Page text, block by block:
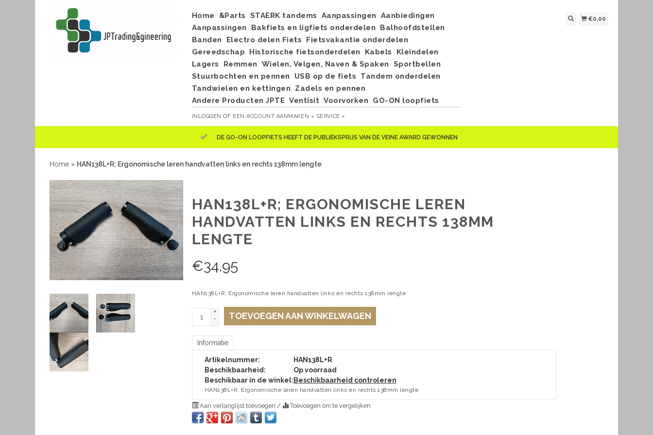
Home &Parts STAERK tandems Aanpassingen
Aanbiedingen
Aanpassingen
Bakfiets en ligfiets onderdelen
Balhoofdstellen
Banden
Electro delen Fiets
Fietsvakantie onderdelen
Gereedschap
Historische fietsonderdelen Kabels
Kleindelen
Lagers
Remmen Wielen, Velgen, Naven & Spaken
Sportbellen
Stuurbochten en pennen
USB op de fiets
Tandem onderdelen
Tandwielen en kettingen
Zadels en pennen
Andere Producten JPTE Ventisit Voorvorken GO-ON loopfiets
INLOGGEN OF EEN ACCOUNT AANMAKEN » SERVICE »
€0,00
DE GO-ON LOOPFIETS HEEFT DE PUBLIEKSPRIJS VAN DE VEINE AWARD GEWONNEN
Home » HAN138L+R; Ergonomische leren handvatten links en rechts 138mm lengte
HAN138L+R; ERGONOMISCHE LEREN
HANDVATTEN LINKS EN RECHTS 138MM
LENGTE
€34,95
HAN138L+R; Ergonomische leren handvatten links en rechts 138mm lengte
+
-
TOEVOEGEN AAN WINKELWAGEN
Informatie
Artikelnummer:
HAN138L+R
Beschikbaarheid:
Op voorraad
Beschikbaar in de winkel: Beschikbaarheid controleren
HAN138L+R; Ergonomische leren handvatten links en rechts 138mm lengte
Aan verlanglijst toevoegen / Toevoegen om te vergelijken